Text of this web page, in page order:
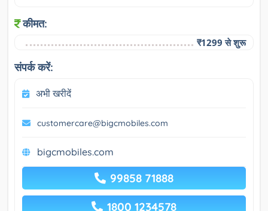
कीमत:
₹1299 से शुरू
संपर्क करें:
अभी खरीदें
customercare@bigcmobiles.com
bigcmobiles.com
99858 71888
1800 1234578